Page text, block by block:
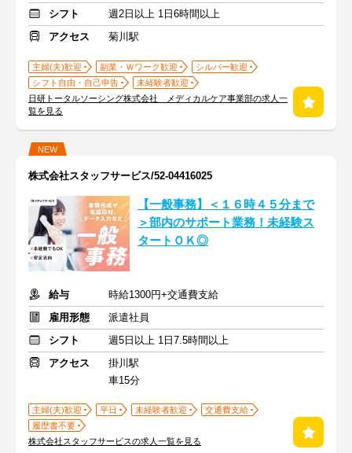
シフト
週2日以上 1日6時間以上
アクセス
菊川駅
主婦(夫)歓迎 副業・Ｗワーク歓迎
シルバー歓迎
シフト自由・自己申告
未経験者歓迎
日研トータルソーシング株式会社 メディカルケア事業部の求人一
覧を見る
NEW
株式会社スタッフサービス/52-04416025
【一般事務】＜１６時４５分まで
＞部内のサポート業務！未経験ス
タートＯＫ◎
給与
時給1300円+交通費支給
雇用形態
派遣社員
シフト
週5日以上 1日7.5時間以上
アクセス
掛川駅
車15分
主婦(夫)歓迎 平日 未経験者歓迎
交通費支給
履歴書不要
株式会社スタッフサービスの求人一覧を見る